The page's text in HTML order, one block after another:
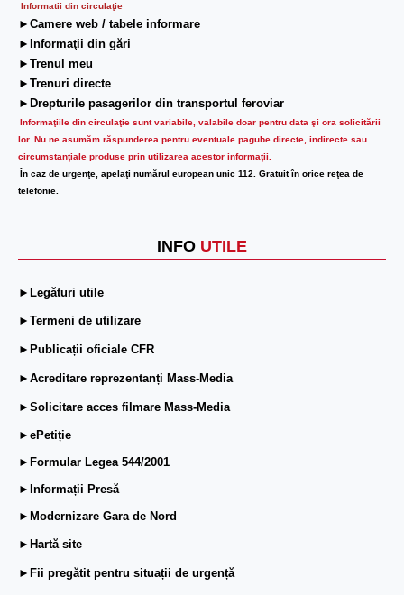
Informatii din circulaţie
►Camere web / tabele informare
►Informaţii din gări
►Trenul meu
►Trenuri directe
►Drepturile pasagerilor din transportul feroviar
Informaţiile din circulaţie sunt variabile, valabile doar pentru data şi ora solicitării
lor. Nu ne asumăm răspunderea pentru eventuale pagube directe, indirecte sau
circumstanțiale produse prin utilizarea acestor informații.
În caz de urgenţe, apelaţi numărul european unic 112. Gratuit în orice reţea de
telefonie.
INFO UTILE
►Legături utile
►Termeni de utilizare
►Publicații oficiale CFR
►Acreditare reprezentanți Mass-Media
►Solicitare acces filmare Mass-Media
►ePetiție
►Formular Legea 544/2001
►Informații Presă
►Modernizare Gara de Nord
►Hartă site
►Fii pregătit pentru situații de urgență